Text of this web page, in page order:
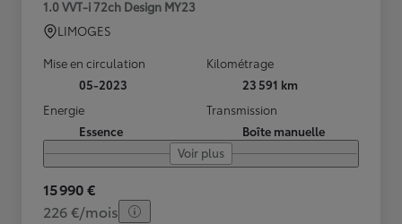
1.0 VVT-i 72ch Design MY23
LIMOGES
Mise en circulation
05-2023
Kilométrage
23 591 km
Energie
Essence
Transmission
Boîte manuelle
Voir plus
15 990 €
226 €/mois